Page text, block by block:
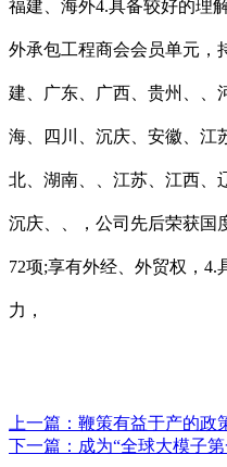
福建、海外4.具备较好的理
外承包工程商会会员单元，
建、广东、广西、贵州、、
海、四川、沉庆、安徽、江
北、湖南、、江苏、江西、
沉庆、、，公司先后荣获国
72项;享有外经、外贸权，
力，
上一篇： 鞭策有益于产的政
下一篇： 成为“全球大模子